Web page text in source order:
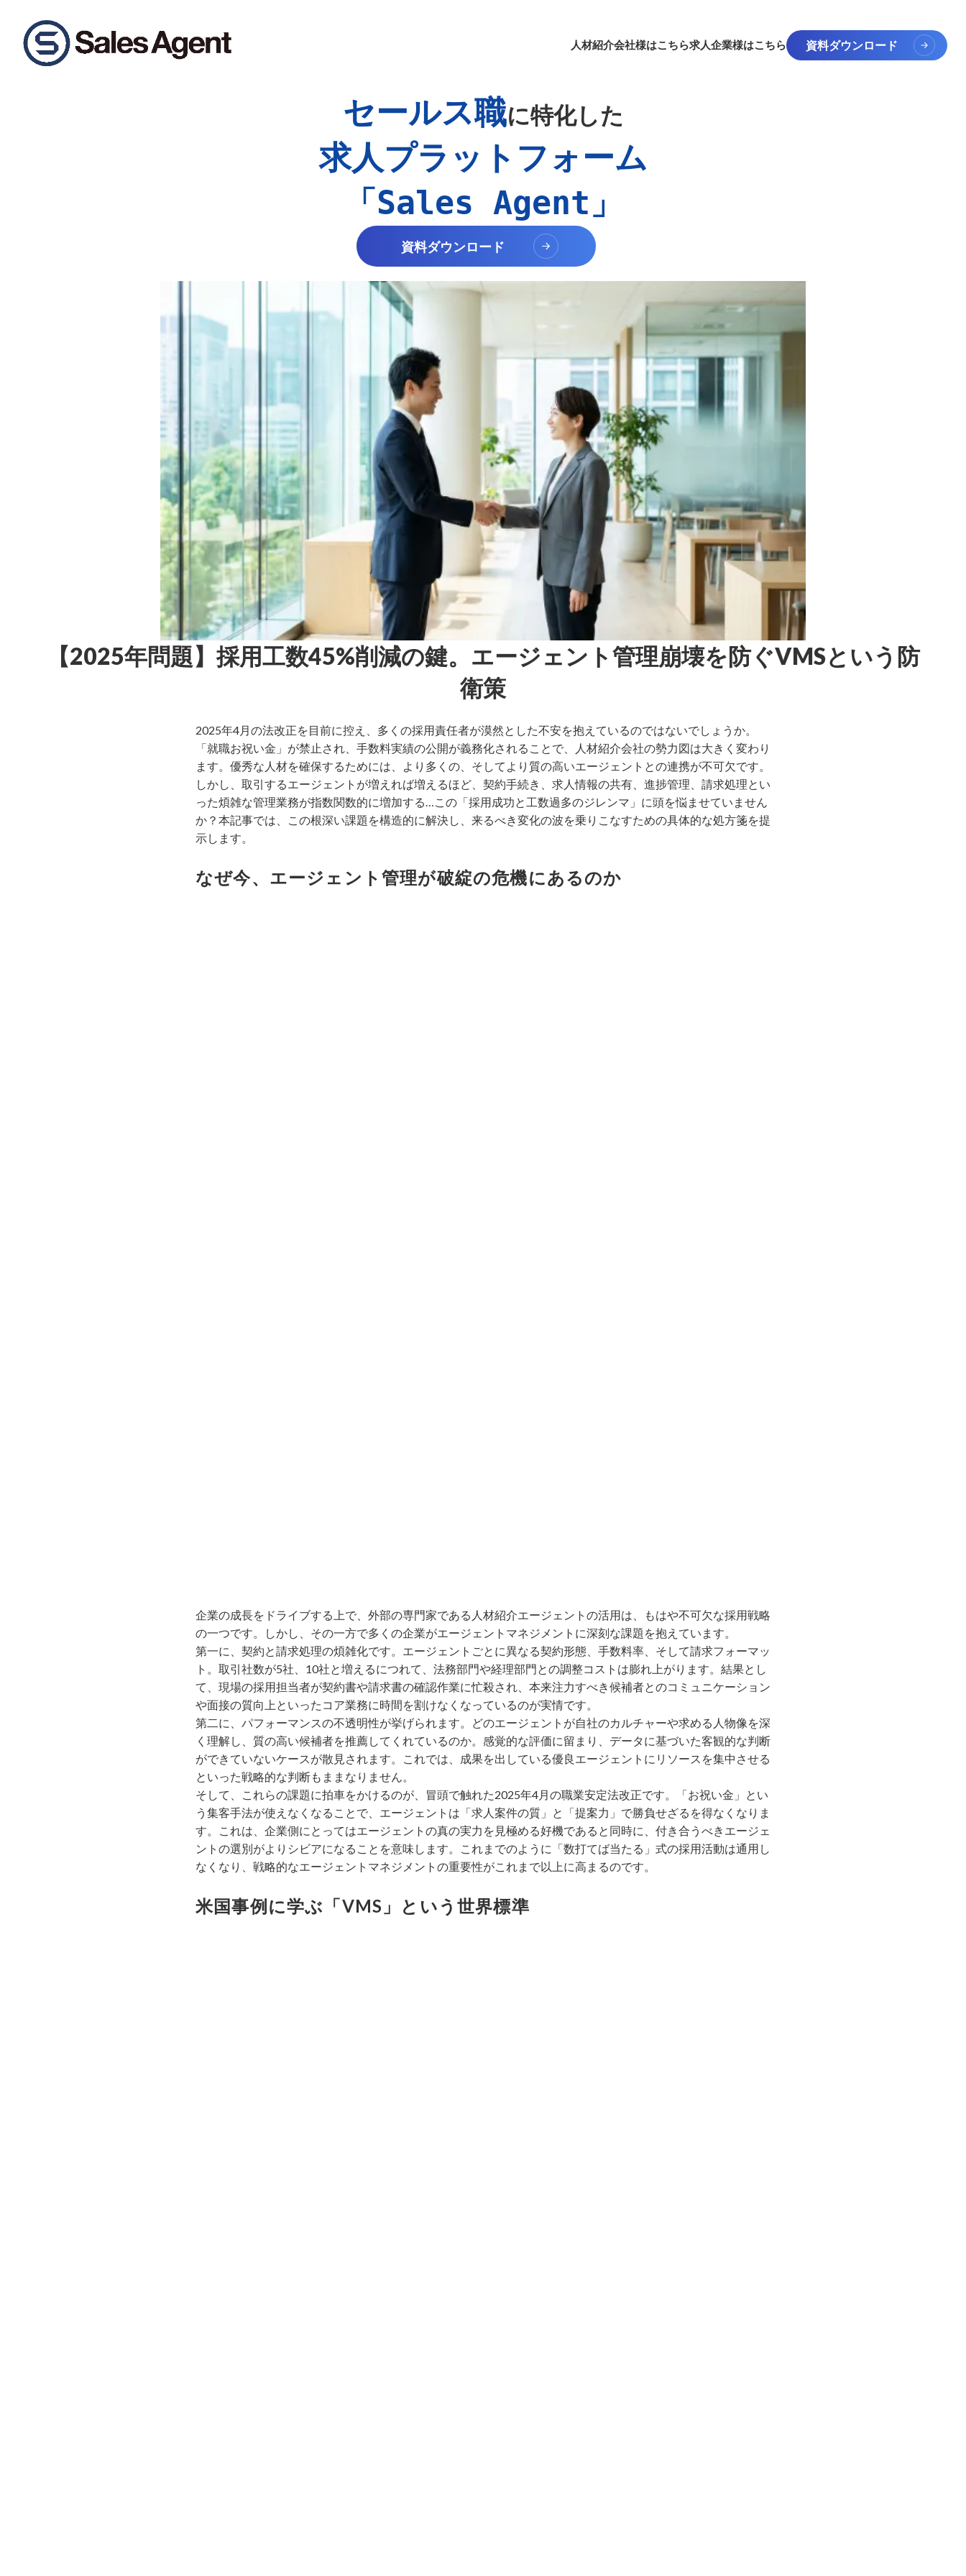
人材紹介会社様はこちら求人企業様はこちら 資料ダウンロード
セールス職に特化した
求人プラットフォーム
「Sales Agent」
資料ダウンロード
【2025年問題】採用工数45%削減の鍵。エージェント管理崩壊を防ぐVMSという防
衛策
2025年4月の法改正を目前に控え、多くの採用責任者が漠然とした不安を抱えているのではないでしょうか。
「就職お祝い金」が禁止され、手数料実績の公開が義務化されることで、人材紹介会社の勢力図は大きく変わり
ます。優秀な人材を確保するためには、より多くの、そしてより質の高いエージェントとの連携が不可欠です。
しかし、取引するエージェントが増えれば増えるほど、契約手続き、求人情報の共有、進捗管理、請求処理とい
った煩雑な管理業務が指数関数的に増加する…この「採用成功と工数過多のジレンマ」に頭を悩ませていません
か？本記事では、この根深い課題を構造的に解決し、来るべき変化の波を乗りこなすための具体的な処方箋を提
示します。
なぜ今、エージェント管理が破綻の危機にあるのか
企業の成長をドライブする上で、外部の専門家である人材紹介エージェントの活用は、もはや不可欠な採用戦略
の一つです。しかし、その一方で多くの企業がエージェントマネジメントに深刻な課題を抱えています。
第一に、契約と請求処理の煩雑化です。エージェントごとに異なる契約形態、手数料率、そして請求フォーマッ
ト。取引社数が5社、10社と増えるにつれて、法務部門や経理部門との調整コストは膨れ上がります。結果とし
て、現場の採用担当者が契約書や請求書の確認作業に忙殺され、本来注力すべき候補者とのコミュニケーション
や面接の質向上といったコア業務に時間を割けなくなっているのが実情です。
第二に、パフォーマンスの不透明性が挙げられます。どのエージェントが自社のカルチャーや求める人物像を深
く理解し、質の高い候補者を推薦してくれているのか。感覚的な評価に留まり、データに基づいた客観的な判断
ができていないケースが散見されます。これでは、成果を出している優良エージェントにリソースを集中させる
といった戦略的な判断もままなりません。
そして、これらの課題に拍車をかけるのが、冒頭で触れた2025年4月の職業安定法改正です。「お祝い金」とい
う集客手法が使えなくなることで、エージェントは「求人案件の質」と「提案力」で勝負せざるを得なくなりま
す。これは、企業側にとってはエージェントの真の実力を見極める好機であると同時に、付き合うべきエージェ
ントの選別がよりシビアになることを意味します。これまでのように「数打てば当たる」式の採用活動は通用し
なくなり、戦略的なエージェントマネジメントの重要性がこれまで以上に高まるのです。
米国事例に学ぶ「VMS」という世界標準